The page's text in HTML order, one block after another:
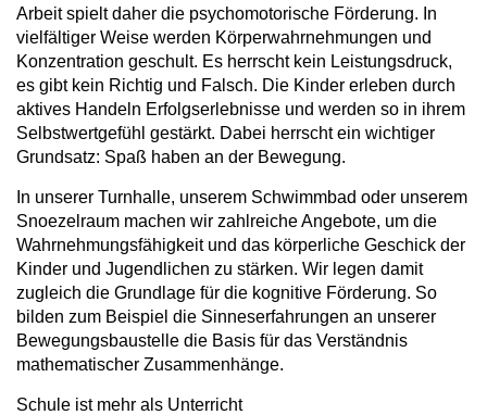
Arbeit spielt daher die psychomotorische Förderung. In
vielfältiger Weise werden Körperwahrnehmungen und
Konzentration geschult. Es herrscht kein Leistungsdruck,
es gibt kein Richtig und Falsch. Die Kinder erleben durch
aktives Handeln Erfolgserlebnisse und werden so in ihrem
Selbstwertgefühl gestärkt. Dabei herrscht ein wichtiger
Grundsatz: Spaß haben an der Bewegung.
In unserer Turnhalle, unserem Schwimmbad oder unserem
Snoezelraum machen wir zahlreiche Angebote, um die
Wahrnehmungsfähigkeit und das körperliche Geschick der
Kinder und Jugendlichen zu stärken. Wir legen damit
zugleich die Grundlage für die kognitive Förderung. So
bilden zum Beispiel die Sinneserfahrungen an unserer
Bewegungsbaustelle die Basis für das Verständnis
mathematischer Zusammenhänge.
Schule ist mehr als Unterricht